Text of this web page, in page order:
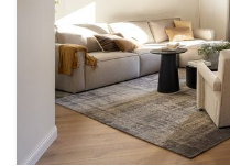
plus emblématiques de la
et confort se rencontrent. Le bien, entièrement meublé,
sera livré en octobre 2025. N'hésitez pas à nous contacter
pour plus d'informations
#ref:CBES2695